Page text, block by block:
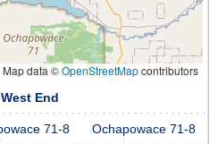
Map data ©OpenStreetMapcontributors
End
71-8 Ochapowace 71-8